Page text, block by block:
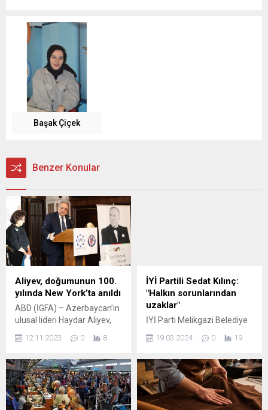
Başak Çiçek
Benzer Konular
Aliyev, doğumunun 100.
yılında New York’ta anıldı
ABD (İGFA) – Azerbaycan’ın
ulusal lideri Haydar Aliyev,
New York’ta anıldı. Törene
yetkilileri, sivil toplum
kuruluşları temsilcileri ve
yabancı büyükelçiliklerde
görevli diplomatlar katıldı.
12.11.2023 0 8
İYİ Partili Sedat Kılınç:
"Halkın sorunlarından
uzaklar"
İYİ Parti Melikgazi Belediye
iftarını Ağırnas halkıyla
açıklamada bulunan Sedat
Kılınç, Ağırnas’ın hizmet
açığına dikkat çekerek,
“Buraya gelen hizmetler
19.03.2024 0 19